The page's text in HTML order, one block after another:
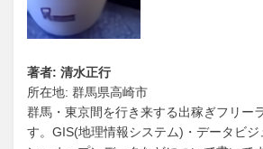
著者: 清水正行
所在地: 群馬県高崎市
群馬・東京間を行き来する出稼ぎフリー
す。GIS(地理情報システム)・データビジ